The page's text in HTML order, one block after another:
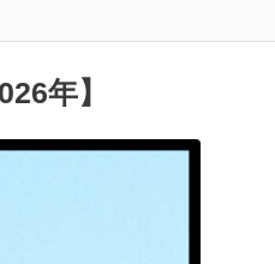
年】